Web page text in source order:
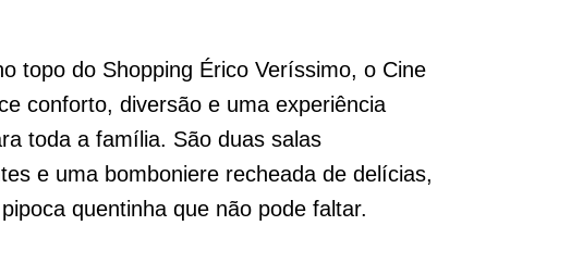
topo do Shopping Érico Veríssimo, o Cine
conforto, diversão e uma experiência
toda a família. São duas salas
e uma bomboniere recheada de delícias,
quentinha que não pode faltar.